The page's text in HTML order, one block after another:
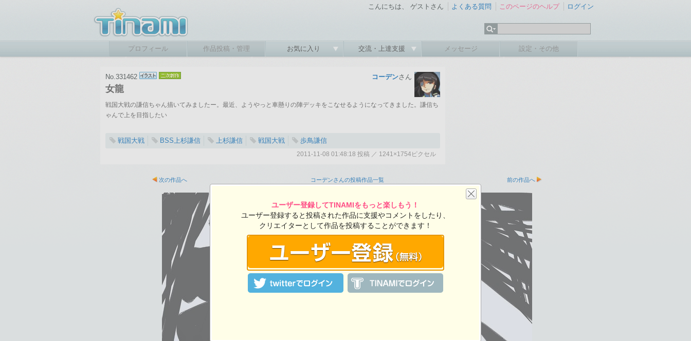
こんにちは、 ゲストさん よくある質問 このページのヘルプ ログイン
プロフィール 作品投稿・管理 お気に入り 交流・上達支援 メッセージ 設定・その他
No.331462
女龍
コーデンさん
戦国大戦の謙信ちゃん描いてみましたー。最近、ようやっと車懸りの陣デッキをこなせるようになってきました。謙信ち
ゃんで上を目指したい
戦国大戦 BSS上杉謙信 上杉謙信 戦国大戦 歩鳥謙信
2011-11-08 01:48:18 投稿 ／ 1241×1754ピクセル
次の作品へ コーデンさんの投稿作品一覧 前の作品へ
1241×1754ピクセル
ユーザー登録してTINAMIをもっと楽しもう！
ユーザー登録すると投稿された作品に支援やコメントをしたり、
クリエイターとして作品を投稿することができます！